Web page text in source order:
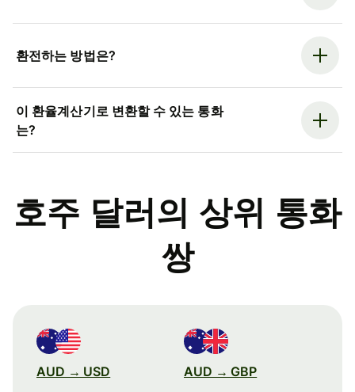
환전하는 방법은?
이 환율계산기로 변환할 수 있는 통화
는?
호주 달러의 상위 통화
쌍
AUD → USD AUD → GBP